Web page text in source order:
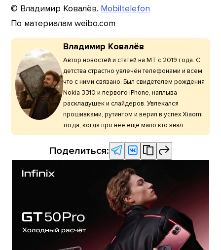
© Владимир Ковалёв. Mobiltelefon
По материалам weibo.com
Владимир Ковалёв
Автор новостей и статей на МТ с 2019 года. С
детства страстно увлечён телефонами и всем,
что с ними связано. Был свидетелем рождения
Nokia 3310 и первого iPhone, наплыва
раскладушек и слайдеров. Увлекался
прошивками, рутингом и верил в успех Xiaomi
тогда, когда про неё ещё мало кто знал.
Поделиться: